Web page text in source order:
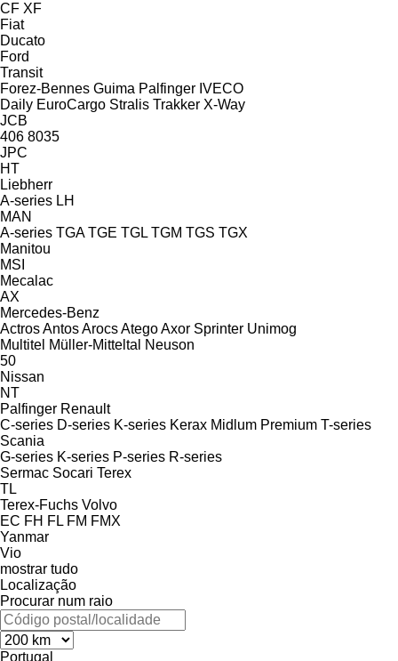
CF XF
Fiat
Ducato
Ford
Transit
Forez-Bennes Guima Palfinger IVECO
Daily EuroCargo Stralis Trakker X-Way
JCB
406 8035
JPC
HT
Liebherr
A-series LH
MAN
A-series TGA TGE TGL TGM TGS TGX
Manitou
MSI
Mecalac
AX
Mercedes-Benz
ActrosAntosArocsAtegoAxor Sprinter Unimog
Multitel Müller-Mitteltal
Neuson
50
Nissan
NT
Palfinger Renault
C-series D-series K-series Kerax Midlum Premium T-series
Scania
G-series K-series P-series R-series
Sermac Socari Terex
TL
Terex-Fuchs Volvo
EC FH FL FM FMX
Yanmar
Vio
mostrar tudo
Localização
Procurar num raio
Portugal